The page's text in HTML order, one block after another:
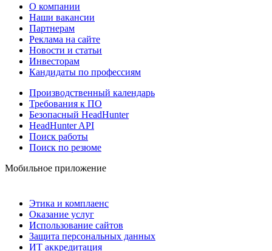
О компании
Наши вакансии
Партнерам
Реклама на сайте
Новости и статьи
Инвесторам
Кандидаты по профессиям
Производственный календарь
Требования к ПО
Безопасный HeadHunter
HeadHunter API
Поиск работы
Поиск по резюме
Мобильное приложение
Этика и комплаенс
Оказание услуг
Использование сайтов
Защита персональных данных
ИТ аккредитация